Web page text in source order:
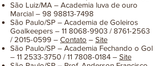
São Luiz/MA – Academia luva de ouro
Marcial – 98 98813-7498
São Paulo/SP – Academia de Goleiros
Goalkeepers – 11 8068-9903 /8761-2563
/ 2015-0599 – Contato – Site
São Paulo/SP – Academia Fechando o Gol
– 11 2533-3750 /11 7808-0184 – Site